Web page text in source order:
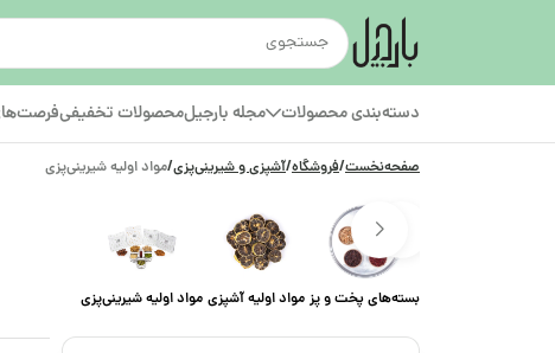
دسته‌بندی محصولات مجله بارجیلمحصولات تخفیفی
صفحه‌نخست/فروشگاه/آشپزی و شیرینی‌پزی/مواد اولیه شیرینی‌پزی
بسته‌های پخت و پز مواد اولیه آشپزی مواد اولیه شیرینی‌پزی